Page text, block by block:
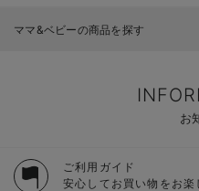
ママ&ベビーの商品を探す
お
ご利用ガイド
安心してお買い物をお楽